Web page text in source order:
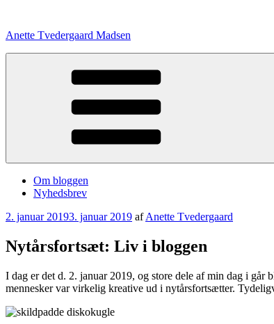
indhold
Anette Tvedergaard Madsen
Om bloggen
Nyhedsbrev
Udgivet
2. januar 20193. januar 2019 afAnette Tvedergaard
Nytårsfortsæt: Liv i bloggen
I dag er det d. 2. januar 2019, og store dele af min dag i går
mennesker var virkelig kreative ud i nytårsfortsætter.